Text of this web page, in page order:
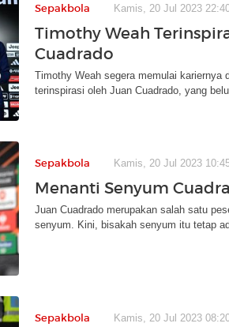
Sepakbola Kamis, 20 Jul 2023
Timothy Weah
Cuadrado
Timothy Weah segera memulai kariernya
terinspirasi oleh Juan Cuadrado, yang
Sepakbola Kamis, 20 Jul 2023
Menanti Senyum
Juan Cuadrado merupakan salah satu
senyum. Kini, bisakah senyum itu tetap
Sepakbola Kamis, 20 Jul 2023